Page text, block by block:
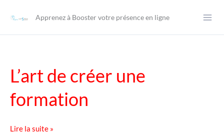
contenu
Apprenez à Booster votre présence en ligne
L’art de créer une
formation
L’art
Lire la suite »